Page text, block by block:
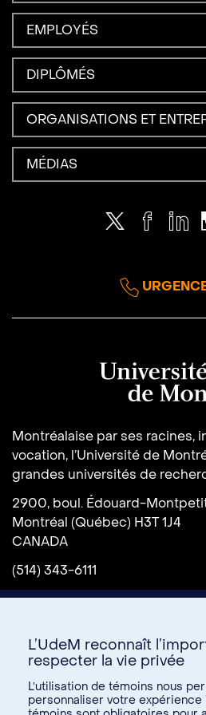
EMPLOYÉS
DIPLÔMÉS
ORGANISATIONS ET
MÉDIAS
Twitter
Montréalaise par ses racines,
vocation, l’Université de
grandes universités de
2900, boul. Édouard-
Montréal (Québec) H3T 1J4
CANADA
(514) 343-6111
L’UdeM reconnaît
respecter la vie privée
L’utilisation de témoins nous
personnaliser votre expérience